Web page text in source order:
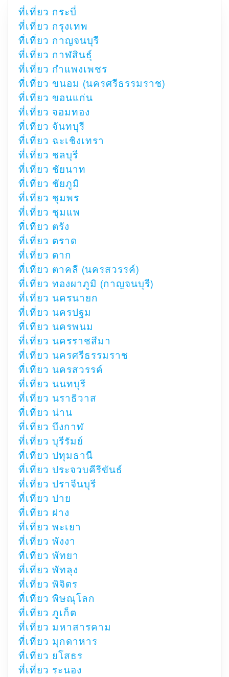
ที่เที่ยว กระบี่
ที่เที่ยว กรุงเทพ
ที่เที่ยว กาญจนบุรี
ที่เที่ยว กาฬสินธุ์
ที่เที่ยว กำแพงเพชร
ที่เที่ยว ขนอม (นครศรีธรรมราช)
ที่เที่ยว ขอนแก่น
ที่เที่ยว จอมทอง
ที่เที่ยว จันทบุรี
ที่เที่ยว ฉะเชิงเทรา
ที่เที่ยว ชลบุรี
ที่เที่ยว ชัยนาท
ที่เที่ยว ชัยภูมิ
ที่เที่ยว ชุมพร
ที่เที่ยว ชุมแพ
ที่เที่ยว ตรัง
ที่เที่ยว ตราด
ที่เที่ยว ตาก
ที่เที่ยว ตาคลี (นครสวรรค์)
ที่เที่ยว ทองผาภูมิ (กาญจนบุรี)
ที่เที่ยว นครนายก
ที่เที่ยว นครปฐม
ที่เที่ยว นครพนม
ที่เที่ยว นครราชสีมา
ที่เที่ยว นครศรีธรรมราช
ที่เที่ยว นครสวรรค์
ที่เที่ยว นนทบุรี
ที่เที่ยว นราธิวาส
ที่เที่ยว น่าน
ที่เที่ยว บึงกาฬ
ที่เที่ยว บุรีรัมย์
ที่เที่ยว ปทุมธานี
ที่เที่ยว ประจวบคีรีขันธ์
ที่เที่ยว ปราจีนบุรี
ที่เที่ยว ปาย
ที่เที่ยว ฝาง
ที่เที่ยว พะเยา
ที่เที่ยว พังงา
ที่เที่ยว พัทยา
ที่เที่ยว พัทลุง
ที่เที่ยว พิจิตร
ที่เที่ยว พิษณุโลก
ที่เที่ยว ภูเก็ต
ที่เที่ยว มหาสารคาม
ที่เที่ยว มุกดาหาร
ที่เที่ยว ยโสธร
ที่เที่ยว ระนอง